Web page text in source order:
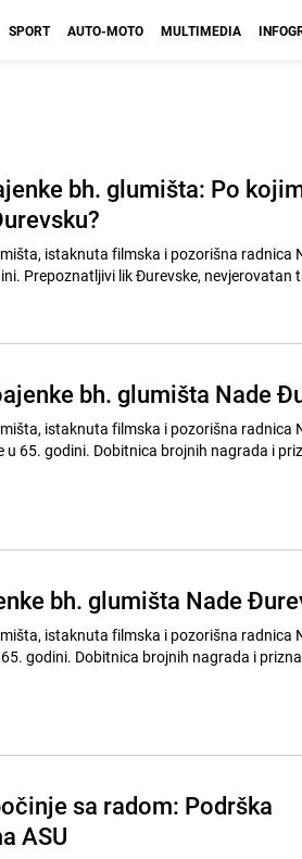
SPORT AUTO-MOTO MULTIMEDIA
bh. glumišta: Po
istaknuta filmska i pozorišna radnica
Prepoznatljivi lik Đurevske, nevjerovatan
bh. glumišta Nade
istaknuta filmska i pozorišna radnica
i priznanja, među kojima
bh. glumišta Nade
istaknuta filmska i pozorišna radnica
među kojima je i
sa radom: Podrška
ASU